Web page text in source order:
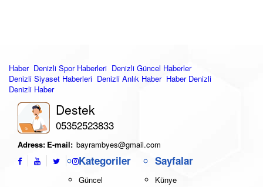
Haber Denizli Spor Haberleri Denizli Güncel Haberler
Denizli Siyaset Haberleri Denizli Anlık Haber Haber Denizli
Denizli Haber
Destek
05352523833
Adress: E-mail: bayrambyes@gmail.com
Kategoriler
Güncel
Sayfalar
Künye